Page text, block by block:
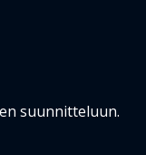
suunnitteluun.